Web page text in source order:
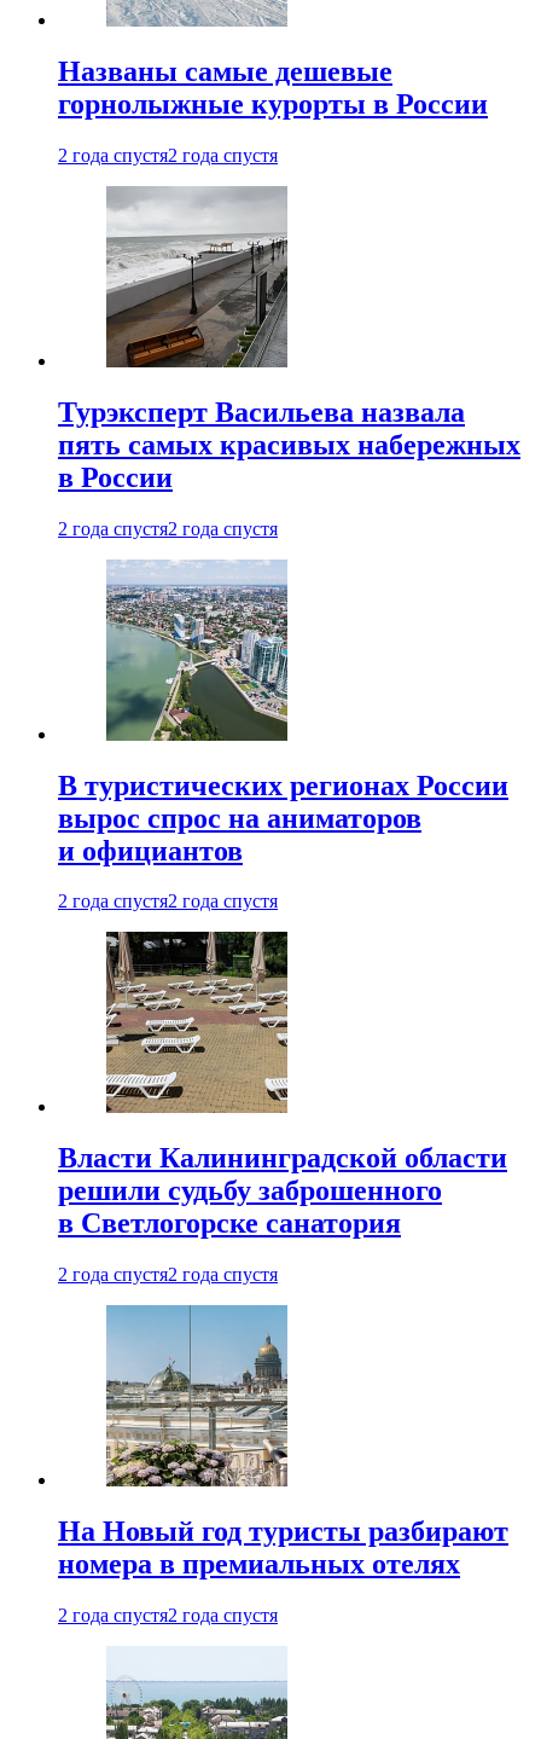
Названы самые дешевые
горнолыжные курорты в России
2 года спустя2 года спустя
Турэксперт Васильева назвала
пять самых красивых набережных
в России
2 года спустя2 года спустя
В туристических регионах России
вырос спрос на аниматоров
и официантов
2 года спустя2 года спустя
Власти Калининградской области
решили судьбу заброшенного
в Светлогорске санатория
2 года спустя2 года спустя
На Новый год туристы разбирают
номера в премиальных отелях
2 года спустя2 года спустя